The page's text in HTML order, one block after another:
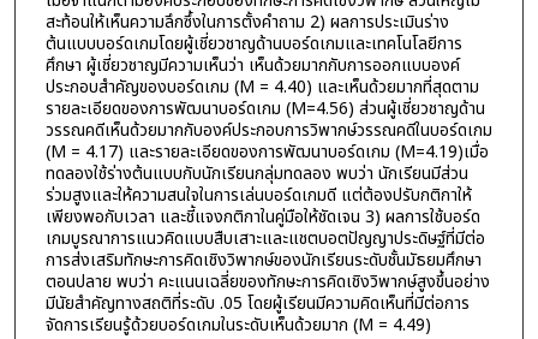
สะท้อนให้เห็นความลึกซึ้งในการตั้งคำถาม 2) ผลการประเมินร่าง
ต้นแบบบอร์ดเกมโดยผู้เชี่ยวชาญด้านบอร์ดเกมและเทคโนโลยีการ
ศึกษา ผู้เชี่ยวชาญมีความเห็นว่า เห็นด้วยมากกับการออกแบบองค์
ประกอบสำคัญของบอร์ดเกม (M = 4.40) และเห็นด้วยมากที่สุดตาม
รายละเอียดของการพัฒนาบอร์ดเกม (M=4.56) ส่วนผู้เชี่ยวชาญด้าน
วรรณคดีเห็นด้วยมากกับองค์ประกอบการวิพากษ์วรรณคดีในบอร์ดเกม
(M = 4.17) และรายละเอียดของการพัฒนาบอร์ดเกม (M=4.19)เมื่อ
ทดลองใช้ร่างต้นแบบกับนักเรียนกลุ่มทดลอง พบว่า นักเรียนมีส่วน
ร่วมสูงและให้ความสนใจในการเล่นบอร์ดเกมดี แต่ต้องปรับกติกาให้
เพียงพอกับเวลา และชี้แจงกติกาในคู่มือให้ชัดเจน 3) ผลการใช้บอร์ด
เกมบูรณาการแนวคิดแบบสืบเสาะและแชตบอตปัญญาประดิษฐ์ที่มีต่อ
การส่งเสริมทักษะการคิดเชิงวิพากษ์ของนักเรียนระดับชั้นมัธยมศึกษา
ตอนปลาย พบว่า คะแนนเฉลี่ยของทักษะการคิดเชิงวิพากษ์สูงขึ้นอย่าง
มีนัยสำคัญทางสถติที่ระดับ .05 โดยผู้เรียนมีความคิดเห็นที่มีต่อการ
จัดการเรียนรู้ด้วยบอร์ดเกมในระดับเห็นด้วยมาก (M = 4.49)